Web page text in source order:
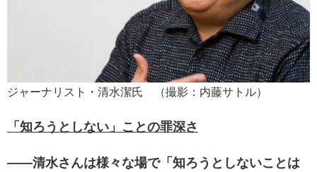
ジャーナリスト・清水潔氏 （撮影：内藤サトル）
「知ろうとしない」ことの罪深さ
――清水さんは様々な場で「知ろうとしないことは